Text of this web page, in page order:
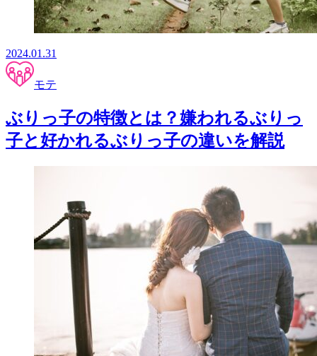
2024.01.31
モテ
ぶりっ子の特徴とは？嫌われるぶりっ
子と好かれるぶりっ子の違いを解説